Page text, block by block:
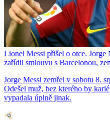
Lionel Messi přišel o otce.
zařídil smlouvu s Barcelonou,
Jorge Messi zemřel v sobotu 8.
Odešel muž, bez kterého by
vypadala úplně jinak.